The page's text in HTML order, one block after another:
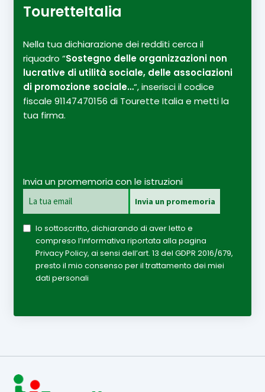
TouretteItalia
Nella tua dichiarazione dei redditi cerca il
riquadro “Sostegno delle organizzazioni non
lucrative di utilità sociale, delle associazioni
di promozione sociale…“, inserisci il codice
fiscale 91147470156 di Tourette Italia e metti la
tua firma.
Invia un promemoria con le istruzioni
Io sottoscritto, dichiarando di aver letto e
compreso l’informativa riportata alla pagina
Privacy Policy, ai sensi dell’art. 13 del GDPR 2016/679,
presto il mio consenso per il trattamento dei miei
dati personali